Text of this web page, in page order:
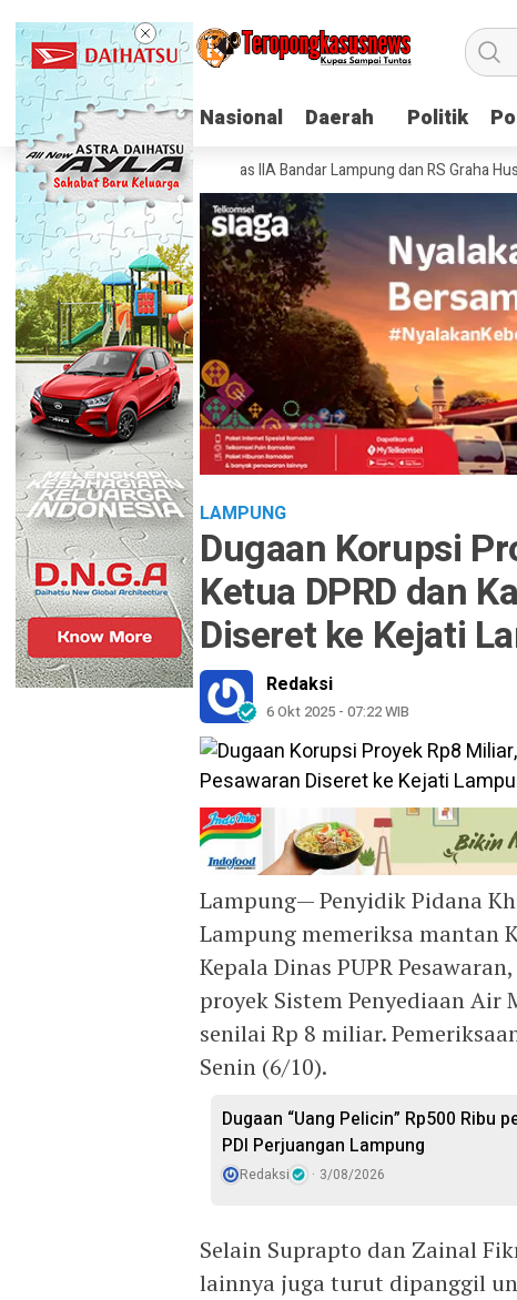
Nasional Daerah Politik
Nasional Daerah Politik
Lapas Narkotika Kelas IIA Bandar Lampung dan RS Graha Husada
LAMPUNG
Dugaan Korupsi
Ketua DPRD dan
Diseret ke Kejati
Redaksi
6 Okt 2025 - 07:22 WIB
Lampung— Penyidik Pidana
Lampung memeriksa mantan
Kepala Dinas PUPR
proyek Sistem Penyediaan Air
senilai Rp 8 miliar.
Senin (6/10).
Dugaan “Uang Pelicin” Rp500 Ribu
PDI Perjuangan Lampung
Redaksi 3/08/2026
Selain Suprapto dan Zainal
lainnya juga turut dipanggil